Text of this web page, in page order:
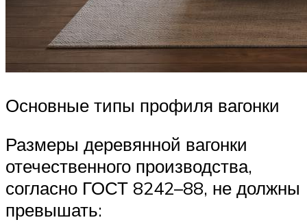
Основные типы профиля вагонки
Размеры деревянной вагонки
отечественного производства,
согласно ГОСТ 8242–88, не должны
превышать: